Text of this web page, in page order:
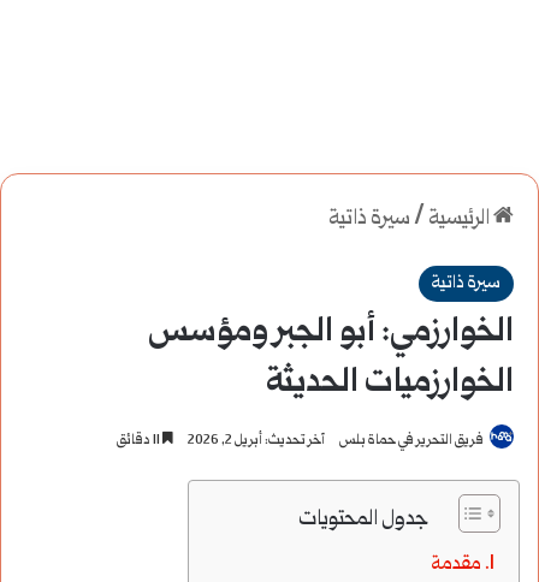
الرئيسية /سيرة ذاتية
سيرة ذاتية
الخوارزمي: أبو الجبر ومؤسس
الخوارزميات الحديثة
فريق التحرير في حماة بلس آخر تحديث: أبريل 2, 2026
جدول المحتويات
مقدمة